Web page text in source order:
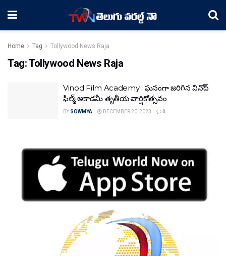
Home Tag Tollywood News Raja
Tag:Tollywood News Raja
Vinod Film Academy : ఘనంగా జరిగిన వినోద్
ఫిల్మ్ అకాడమీ తృతీయ వార్షికోత్సవం
BY SOWMYA DECEMBER 20, 2023 0